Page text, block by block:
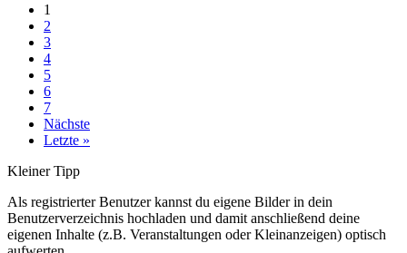
1
2
3
4
5
6
7
Nächste
Letzte »
Kleiner Tipp
Als registrierter Benutzer kannst du eigene Bilder in dein
Benutzerverzeichnis hochladen und damit anschließend deine
eigenen Inhalte (z.B. Veranstaltungen oder Kleinanzeigen) optisch